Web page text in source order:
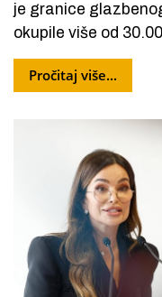
je granice
okupile više od
Pročitaj više...